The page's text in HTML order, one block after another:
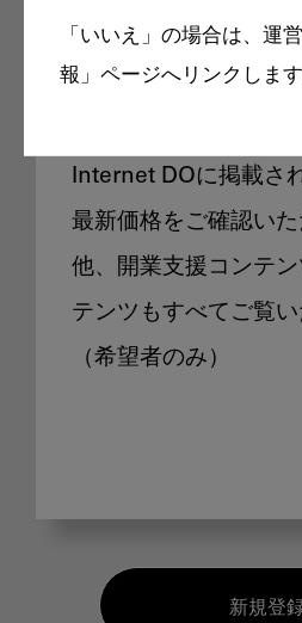
「いいえ」の場合は、運
報」ページへリンクします
製品価格も
Internet DOに掲載さ
最新価格をご確認い
他、開業支援コンテ
テンツもすべてご覧い
（希望者のみ）
新規登